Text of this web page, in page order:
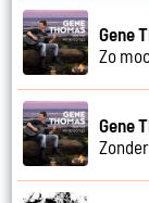
Gene
Zo
Gene